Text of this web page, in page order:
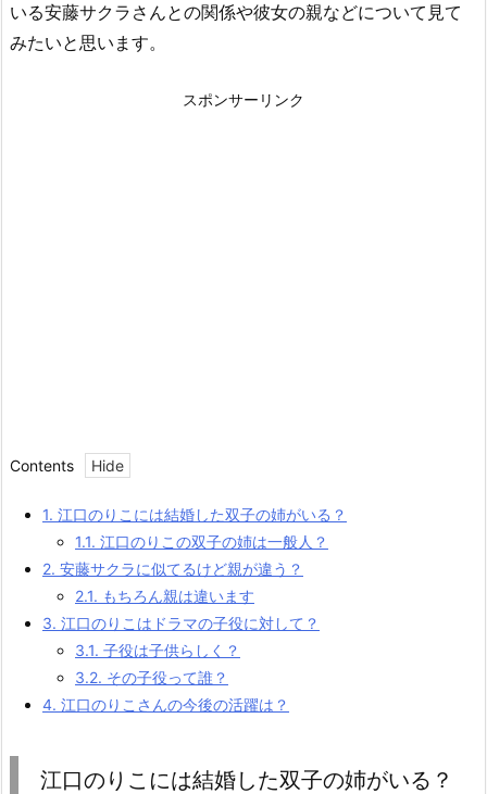
いる安藤サクラさんとの関係や彼女の親などについて見て
みたいと思います。
スポンサーリンク
Contents
1. 江口のりこには結婚した双子の姉がいる？
1.1. 江口のりこの双子の姉は一般人？
2. 安藤サクラに似てるけど親が違う？
2.1. もちろん親は違います
3. 江口のりこはドラマの子役に対して？
3.1. 子役は子供らしく？
3.2. その子役って誰？
4. 江口のりこさんの今後の活躍は？
江口のりこには結婚した双子の姉がいる？